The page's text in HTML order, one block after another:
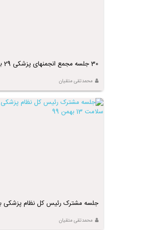
30 جلسه مجمع انجمنهای پزشکی 29 بهمن 99
محمدتقی متقیان
جلسه مشترک رئیس کل نظام پزشکی
محمدتقی متقیان